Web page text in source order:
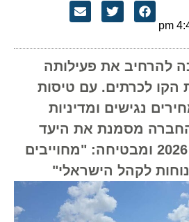
להרחיב את פעילותה
לכרתים. עם טיסות
נגישים ומדיניות
מסמנת את היעד
השישי שלה לקיץ 2026 ומבטיחה: "מחוייבים
לקהל הישראלי"